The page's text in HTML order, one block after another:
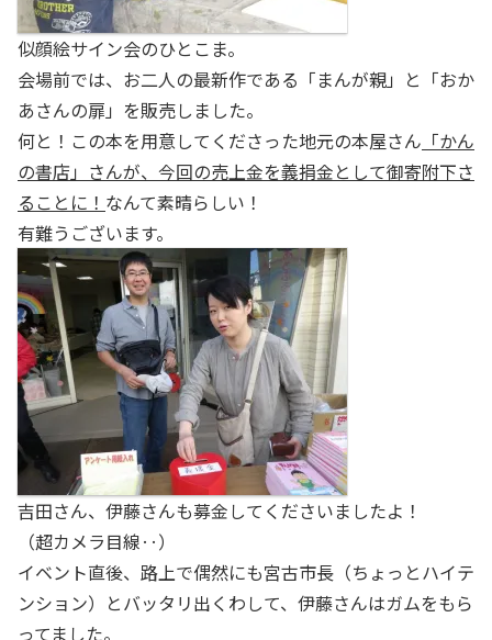
似顔絵サイン会のひとこま。
会場前では、お二人の最新作である「まんが親」と「おか
あさんの扉」を販売しました。
何と！この本を用意してくださった地元の本屋さん 「かん
の書店」さんが、今回の売上金を義捐金として御寄附下さ
ることに！ なんて素晴らしい！
有難うございます。
吉田さん、伊藤さんも募金してくださいましたよ！
（超カメラ目線‥）
イベント直後、路上で偶然にも宮古市長（ちょっとハイテ
ンション）とバッタリ出くわして、伊藤さんはガムをもら
ってました。